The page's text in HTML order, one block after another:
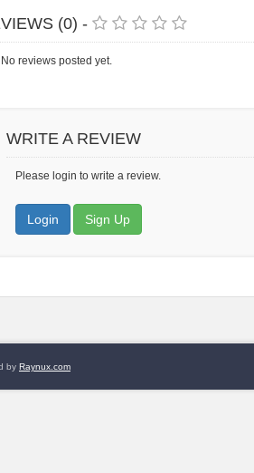
(0) -
No reviews posted yet.
WRITE A REVIEW
Please login to write a review.
Login Sign Up
by Raynux.com